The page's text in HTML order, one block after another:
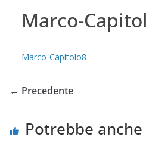
Marco-
Marco-Capitolo8
← Precedente
Potrebbe